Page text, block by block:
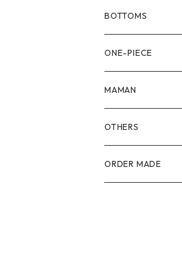
80size
90size
100size
110size
BOTTOMS
80size
90size
100size
110size
ONE-PIECE
80size
90size
100size
MAMAN
OTHERS
ORDER MADE